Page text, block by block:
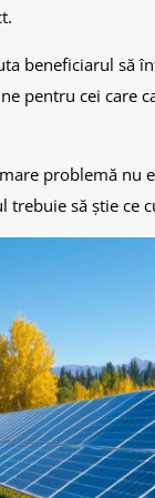
beneficiarul să
pentru cei care
problemă nu
trebuie să știe ce